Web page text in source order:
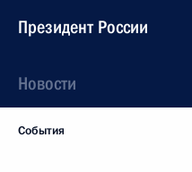
Президент России
Новости
События